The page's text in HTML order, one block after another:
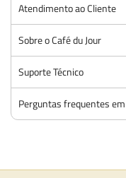
Atendimento ao Cliente
Sobre o Café du Jour
Suporte Técnico
Perguntas frequentes